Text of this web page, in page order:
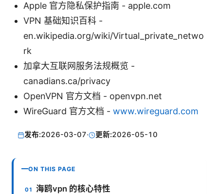
Apple 官方隐私保护指南 - apple.com
VPN 基础知识百科 -
en.wikipedia.org/wiki/Virtual_private_netwo
rk
加拿大互联网服务法规概览 -
canadians.ca/privacy
OpenVPN 官方文档 - openvpn.net
WireGuard 官方文档 - www.wireguard.com
发布:2026-03-07· 更新:2026-05-10
ON THIS PAGE
海鸥vpn 的核心特性